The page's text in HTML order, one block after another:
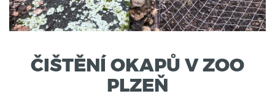
ČIŠTĚNÍ OKAPŮ V ZOO
PLZEŇ